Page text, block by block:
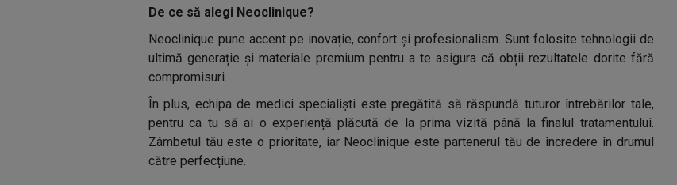
De ce să alegi Neoclinique?
Neoclinique pune accent pe inovație, confort și profesionalism. Sunt folosite tehnologii de
ultimă generație și materiale premium pentru a te asigura că obții rezultatele dorite fără
compromisuri.
În plus, echipa de medici specialiști este pregătită să răspundă tuturor întrebărilor tale,
pentru ca tu să ai o experiență plăcută de la prima vizită până la finalul tratamentului.
Zâmbetul tău este o prioritate, iar Neoclinique este partenerul tău de încredere în drumul
către perfecțiune.